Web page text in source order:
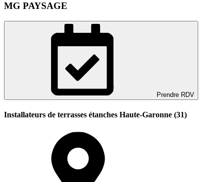
MG PAYSAGE
Prendre RDV
Installateurs de terrasses étanches Haute-Garonne (31)